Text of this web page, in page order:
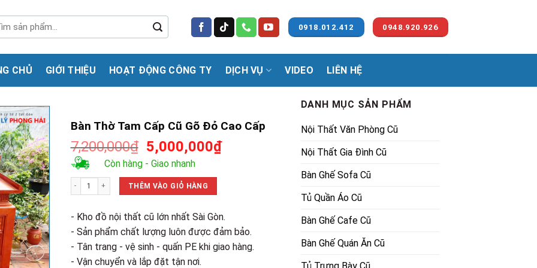
0918.012.412 0948.920.926
CHỦ GIỚI THIỆU HOẠT ĐỘNG CÔNG TY DỊCH VỤ VIDEO LIÊN HỆ
Bàn Thờ Tam Cấp Cũ Gõ Đỏ Cao Cấp
7,200,000₫ Giá
gốc
là:
7,200,000₫.
5,000,000₫Giá
Còn hàng - Giao nhanh
Bàn Thờ Tam Cấp Cũ Gõ Đỏ Cao Cấp số lượng
THÊM VÀO GIỎ HÀNG
- Kho đồ nội thất cũ lớn nhất Sài Gòn.
- Sản phẩm chất lượng luôn được đảm bảo.
- Tân trang - vệ sinh - quấn PE khi giao hàng.
- Vận chuyển và lắp đặt tận nơi.
DANH MỤC SẢN PHẨM
Nội Thất Văn Phòng Cũ
Nội Thất Gia Đình Cũ
Bàn Ghế Sofa Cũ
Tủ Quần Áo Cũ
Bàn Ghế Cafe Cũ
Bàn Ghế Quán Ăn Cũ
Tủ Trưng Bày Cũ